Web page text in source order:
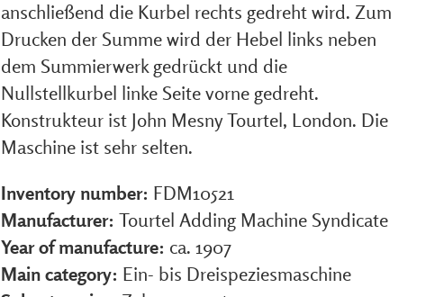
anschließend die Kurbel rechts gedreht wird. Zum
Drucken der Summe wird der Hebel links neben
dem Summierwerk gedrückt und die
Nullstellkurbel linke Seite vorne gedreht.
Konstrukteur ist John Mesny Tourtel, London. Die
Maschine ist sehr selten.
Inventory number: FDM10521
Manufacturer: Tourtel Adding Machine Syndicate
Year of manufacture: ca. 1907
Main category: Ein- bis Dreispeziesmaschine